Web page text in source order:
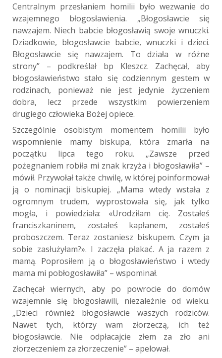
Centralnym przesłaniem homilii było wezwanie do
wzajemnego błogosławienia. „Błogosławcie się
nawzajem. Niech babcie błogosławią swoje wnuczki.
Dziadkowie, błogosławcie babcie, wnuczki i dzieci.
Błogosławcie się nawzajem. To działa w różne
strony” – podkreślał bp Kleszcz. Zachęcał, aby
błogosławieństwo stało się codziennym gestem w
rodzinach, ponieważ nie jest jedynie życzeniem
dobra, lecz przede wszystkim powierzeniem
drugiego człowieka Bożej opiece.
Szczególnie osobistym momentem homilii było
wspomnienie mamy biskupa, która zmarła na
początku lipca tego roku. „Zawsze przed
pożegnaniem robiła mi znak krzyża i błogosławiła” –
mówił. Przywołał także chwilę, w której poinformował
ją o nominacji biskupiej. „Mama wtedy wstała z
ogromnym trudem, wyprostowała się, jak tylko
mogła, i powiedziała: «Urodziłam cię. Zostałeś
franciszkaninem, zostałeś kapłanem, zostałeś
proboszczem. Teraz zostaniesz biskupem. Czym ja
sobie zasłużyłam?». I zaczęła płakać. A ja razem z
mamą. Poprosiłem ją o błogosławieństwo i wtedy
mama mi pobłogosławiła” – wspominał.
Zachęcał wiernych, aby po powrocie do domów
wzajemnie się błogosławili, niezależnie od wieku.
„Dzieci również błogosławcie waszych rodziców.
Nawet tych, którzy wam złorzeczą, ich też
błogosławcie. Nie odpłacajcie złem za zło ani
złorzeczeniem za złorzeczenie” – apelował.